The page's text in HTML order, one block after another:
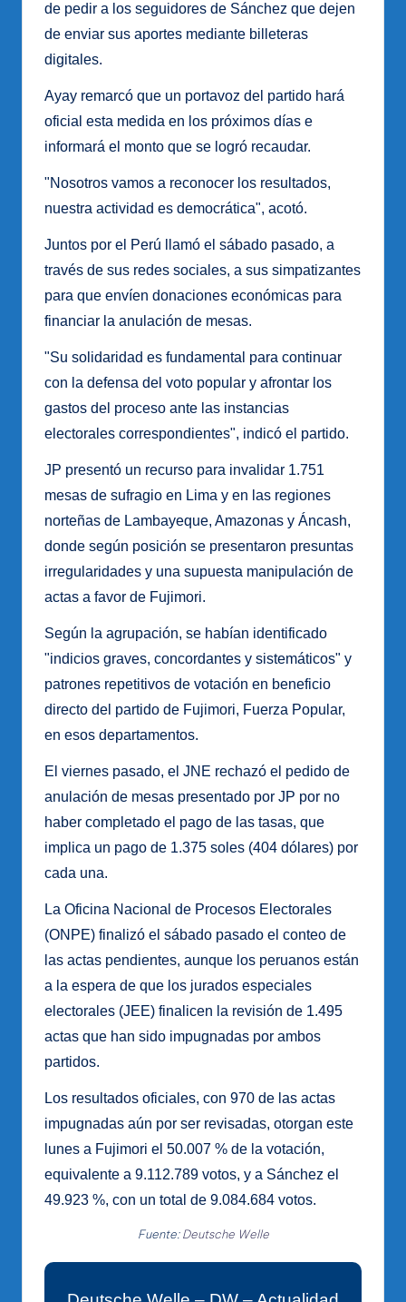
de pedir a los seguidores de Sánchez que dejen
de enviar sus aportes mediante billeteras
digitales.
Ayay remarcó que un portavoz del partido hará
oficial esta medida en los próximos días e
informará el monto que se logró recaudar.
"Nosotros vamos a reconocer los resultados,
nuestra actividad es democrática", acotó.
Juntos por el Perú llamó el sábado pasado, a
través de sus redes sociales, a sus simpatizantes
para que envíen donaciones económicas para
financiar la anulación de mesas.
"Su solidaridad es fundamental para continuar
con la defensa del voto popular y afrontar los
gastos del proceso ante las instancias
electorales correspondientes", indicó el partido.
JP presentó un recurso para invalidar 1.751
mesas de sufragio en Lima y en las regiones
norteñas de Lambayeque, Amazonas y Áncash,
donde según posición se presentaron presuntas
irregularidades y una supuesta manipulación de
actas a favor de Fujimori.
Según la agrupación, se habían identificado
"indicios graves, concordantes y sistemáticos" y
patrones repetitivos de votación en beneficio
directo del partido de Fujimori, Fuerza Popular,
en esos departamentos.
El viernes pasado, el JNE rechazó el pedido de
anulación de mesas presentado por JP por no
haber completado el pago de las tasas, que
implica un pago de 1.375 soles (404 dólares) por
cada una.
La Oficina Nacional de Procesos Electorales
(ONPE) finalizó el sábado pasado el conteo de
las actas pendientes, aunque los peruanos están
a la espera de que los jurados especiales
electorales (JEE) finalicen la revisión de 1.495
actas que han sido impugnadas por ambos
partidos.
Los resultados oficiales, con 970 de las actas
impugnadas aún por ser revisadas, otorgan este
lunes a Fujimori el 50.007 % de la votación,
equivalente a 9.112.789 votos, y a Sánchez el
49.923 %, con un total de 9.084.684 votos.
Fuente:Deutsche Welle